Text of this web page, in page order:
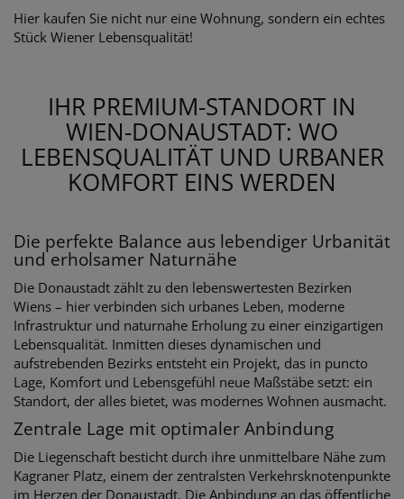
Hier kaufen Sie nicht nur eine Wohnung, sondern ein echtes
Stück Wiener Lebensqualität!
IHR PREMIUM-STANDORT IN
WIEN-DONAUSTADT: WO
LEBENSQUALITÄT UND URBANER
KOMFORT EINS WERDEN
Die perfekte Balance aus lebendiger Urbanität
und erholsamer Naturnähe
Die Donaustadt zählt zu den lebenswertesten Bezirken
Wiens – hier verbinden sich urbanes Leben, moderne
Infrastruktur und naturnahe Erholung zu einer einzigartigen
Lebensqualität. Inmitten dieses dynamischen und
aufstrebenden Bezirks entsteht ein Projekt, das in puncto
Lage, Komfort und Lebensgefühl neue Maßstäbe setzt: ein
Standort, der alles bietet, was modernes Wohnen ausmacht.
Zentrale Lage mit optimaler Anbindung
Die Liegenschaft besticht durch ihre unmittelbare Nähe zum
Kagraner Platz, einem der zentralsten Verkehrsknotenpunkte
im Herzen der Donaustadt. Die Anbindung an das öffentliche